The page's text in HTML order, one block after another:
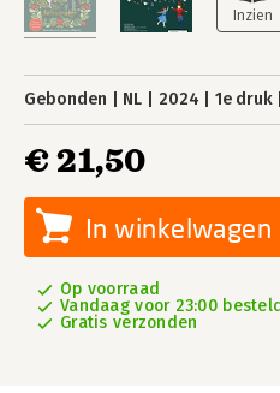
Gebonden NL 2024 1e druk
€ 21,50
In winkelwagen
Op voorraad
Vandaag voor 23:00
Gratis verzonden